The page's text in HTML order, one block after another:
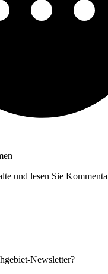
und lesen Sie
Newsletter?